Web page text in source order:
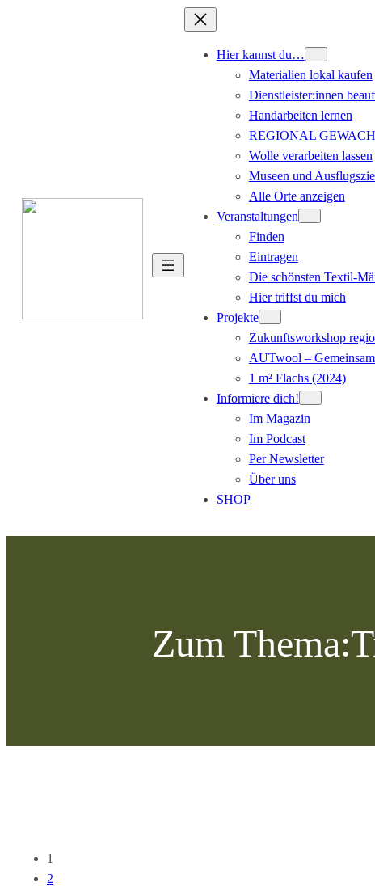
Hier kannst du…
Materialien lokal kaufen
Dienstleister:innen
Handarbeiten lernen
REGIONAL
Wolle verarbeiten lassen
Museen und
Alle Orte anzeigen
Veranstaltungen
Finden
Eintragen
Die schönsten Textil-
Hier triffst du mich
Projekte
Zukunftsworkshop
AUTwool –
1 m² Flachs (2024)
Informiere dich!
Im Magazin
Im Podcast
Per Newsletter
Über uns
SHOP
Zum Thema:
1
2